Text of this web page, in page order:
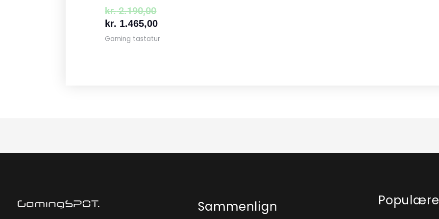
kr.2.190,00
kr. 1.465,00
Gaming tastatur
Sammenlign
Populære